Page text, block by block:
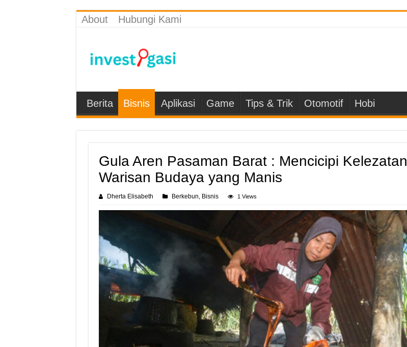
About Hubungi Kami
Berita Bisnis Aplikasi Game Tips & Trik Otomotif Hobi
Gula Aren Pasaman Barat : Mencicipi Kelezatan
Warisan Budaya yang Manis
Dherta Elisabeth Berkebun Bisnis 1 Views